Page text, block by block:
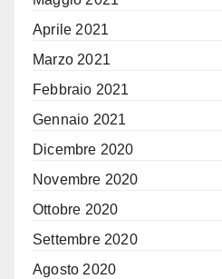
Aprile 2021
Marzo 2021
Febbraio 2021
Gennaio 2021
Dicembre 2020
Novembre 2020
Ottobre 2020
Settembre 2020
Agosto 2020